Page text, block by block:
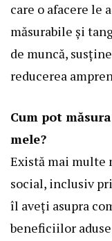
care o afacere le
măsurabile și
de muncă,
reducerea
Cum pot
mele?
Există mai multe
social, inclusiv
îl aveți asupra
beneficiilor